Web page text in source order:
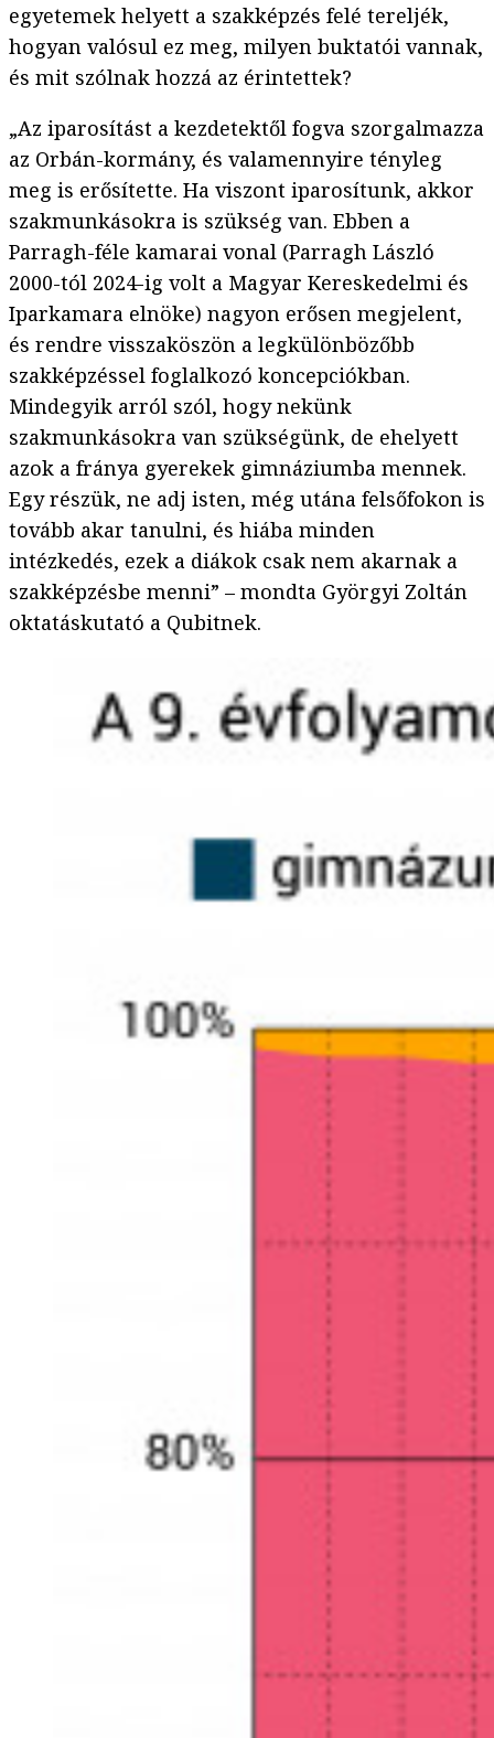
egyetemek helyett a szakképzés felé tereljék,
hogyan valósul ez meg, milyen buktatói vannak,
és mit szólnak hozzá az érintettek?
„Az iparosítást a kezdetektől fogva szorgalmazza
az Orbán-kormány, és valamennyire tényleg
meg is erősítette. Ha viszont iparosítunk, akkor
szakmunkásokra is szükség van. Ebben a
Parragh-féle kamarai vonal (Parragh László
2000-tól 2024-ig volt a Magyar Kereskedelmi és
Iparkamara elnöke) nagyon erősen megjelent,
és rendre visszaköszön a legkülönbözőbb
szakképzéssel foglalkozó koncepciókban.
Mindegyik arról szól, hogy nekünk
szakmunkásokra van szükségünk, de ehelyett
azok a fránya gyerekek gimnáziumba mennek.
Egy részük, ne adj isten, még utána felsőfokon is
tovább akar tanulni, és hiába minden
intézkedés, ezek a diákok csak nem akarnak a
szakképzésbe menni” – mondta Györgyi Zoltán
oktatáskutató a Qubitnek.